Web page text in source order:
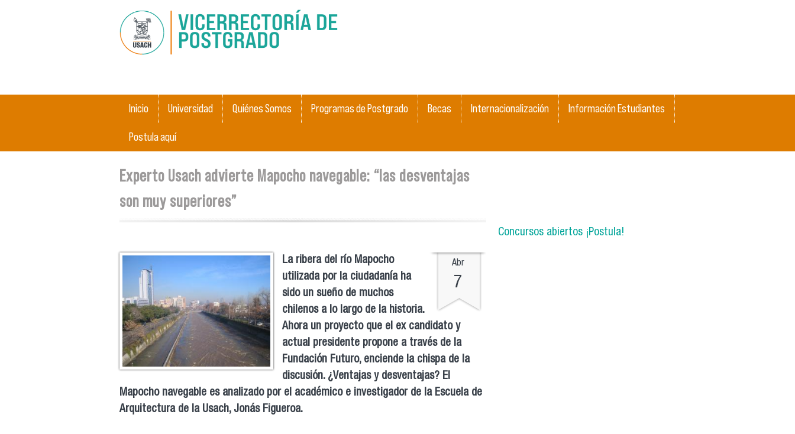
Menú principal
Inicio Universidad Quiénes Somos Programas de Postgrado Becas Internacionalización Información Estudiantes
Postula aquí
Se encuentra usted aquí
Experto Usach advierte Mapocho navegable: “las desventajas
son muy superiores”
Abr
7
La ribera del río Mapocho
utilizada por la ciudadanía ha
sido un sueño de muchos
chilenos a lo largo de la historia.
Ahora un proyecto que el ex candidato y
actual presidente propone a través de la
Fundación Futuro, enciende la chispa de la
discusión. ¿Ventajas y desventajas? El
Mapocho navegable es analizado por el académico e investigador de la Escuela de
Arquitectura de la Usach, Jonás Figueroa.
Concursos abiertos ¡Postula!